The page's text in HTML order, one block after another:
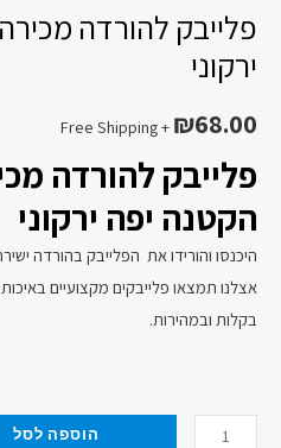
פלייבק להורדה
ירקוני
₪68.00
+ Free Shipping
פלייבק להורדה
הקטנה יפה ירקוני
היכנסו והורידו את הפלייבק בהורדה
אצלנו תמצאו פלייבקים מקצועיים
בקלות ובמהירות.
הוספה לסל